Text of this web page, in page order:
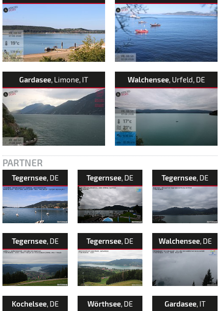
Gardasee , Limone, IT Walchensee , Urfeld, DE
PARTNER
Tegernsee, DE Tegernsee, DE Tegernsee, DE
Tegernsee, DE Tegernsee, DE Walchensee, DE
Kochelsee, DE Wörthsee, DE Gardasee, IT